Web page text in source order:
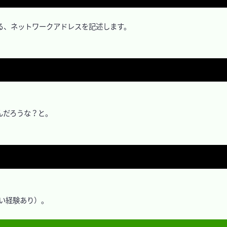
、ネットワークアドレスを記述します。
ろうな？と。
験あり）。